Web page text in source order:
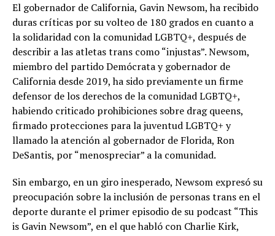
El gobernador de California, Gavin Newsom, ha recibido
duras críticas por su volteo de 180 grados en cuanto a
la solidaridad con la comunidad LGBTQ+, después de
describir a las atletas trans como “injustas”. Newsom,
miembro del partido Demócrata y gobernador de
California desde 2019, ha sido previamente un firme
defensor de los derechos de la comunidad LGBTQ+,
habiendo criticado prohibiciones sobre drag queens,
firmado protecciones para la juventud LGBTQ+ y
llamado la atención al gobernador de Florida, Ron
DeSantis, por “menospreciar” a la comunidad.
Sin embargo, en un giro inesperado, Newsom expresó su
preocupación sobre la inclusión de personas trans en el
deporte durante el primer episodio de su podcast “This
is Gavin Newsom”, en el que habló con Charlie Kirk,